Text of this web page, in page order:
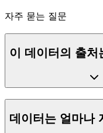
자주 묻는 질문
이 데이터의 출처
데이터는 얼마나